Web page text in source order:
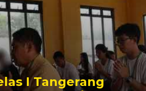
I Tangerang